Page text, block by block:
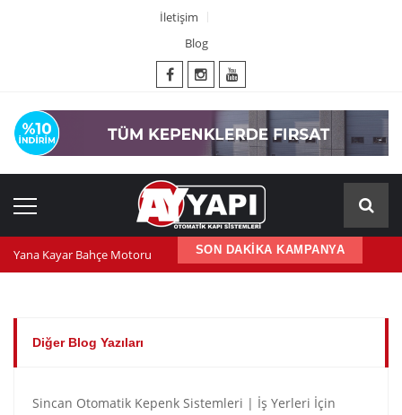
İletişim
Blog
SON DAKİKA KAMPANYA
Yana Kayar Bahçe Motoru
600 nm kepenk motoru
Diğer Blog Yazıları
Sincan Otomatik Kepenk Sistemleri | İş Yerleri İçin